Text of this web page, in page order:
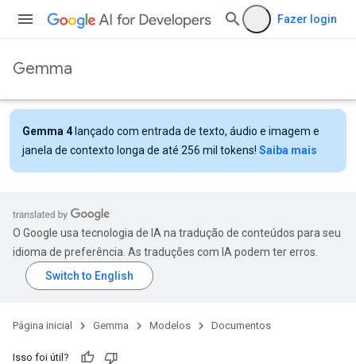
Fazer login
Gemma
Gemma 4 lançado com entrada de texto, áudio e imagem e
janela de contexto longa de até 256 mil tokens! Saiba mais
O Google usa tecnologia de IA na tradução de conteúdos para seu
idioma de preferência. As traduções com IA podem ter erros.
Página inicial Gemma Modelos Documentos
Isso foi útil?